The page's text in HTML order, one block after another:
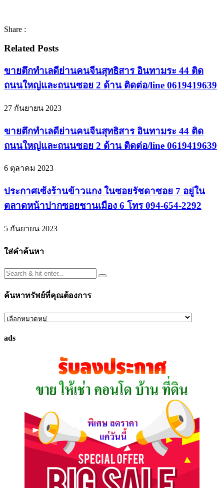
Share :
Related Posts
ขายตึกทำเลดีย่านคนจีนสุทธิสาร อินทามระ 44 ติด
ถนนใหญ่และถนนซอย 2 ด้าน ติดต่อ/line 0619419639
27 กันยายน 2023
ขายตึกทำเลดีย่านคนจีนสุทธิสาร อินทามระ 44 ติด
ถนนใหญ่และถนนซอย 2 ด้าน ติดต่อ/line 0619419639
6 ตุลาคม 2023
ประกาศเซ้งร้านข้าวแกง ในซอยรัชดาซอย 7 อยู่ใน
ตลาดหน้าปากซอยชานเมือง 6 โทร 094-654-2292
5 กันยายน 2023
ใส่คำค้นหา
ค้นหาทรัพย์ที่คุณต้องการ
ค้นหา
ที่
ads